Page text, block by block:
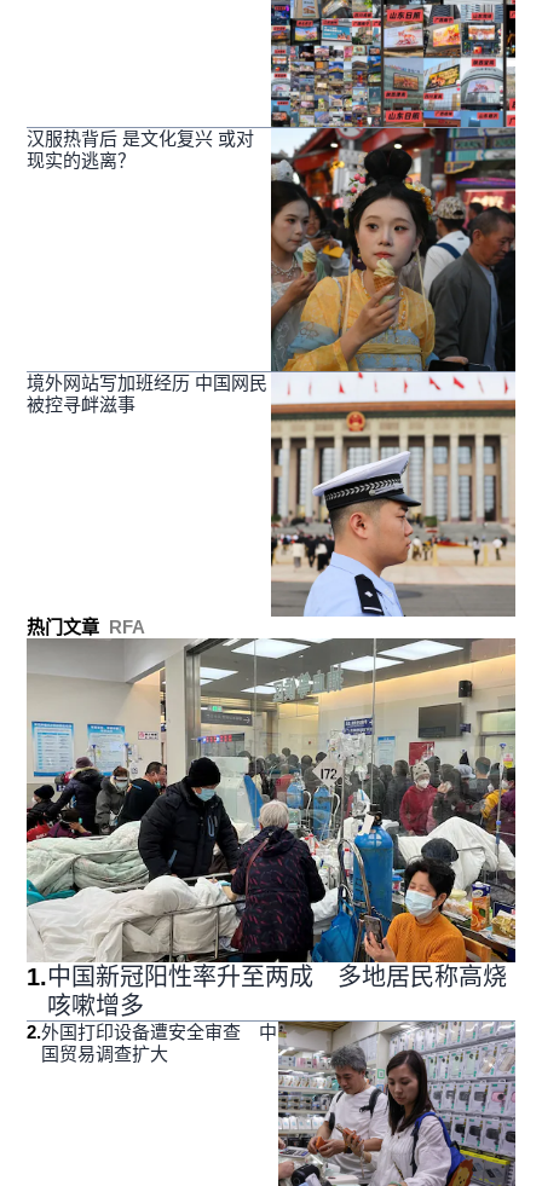
汉服热背后 是文化复兴 或对
现实的逃离？
境外网站写加班经历 中国网民
被控寻衅滋事
热门文章 RFA
1.中国新冠阳性率升至两成 多地居民称高烧
咳嗽增多
2.外国打印设备遭安全审查 中
国贸易调查扩大